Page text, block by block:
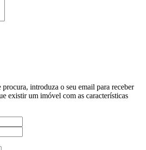
procura, introduza o seu email para receber
existir um imóvel com as características